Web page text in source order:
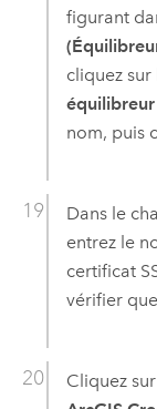
figurant
cliquez
nom, puis
Dans le
entrez le
certificat
vérifier
Cliquez sur